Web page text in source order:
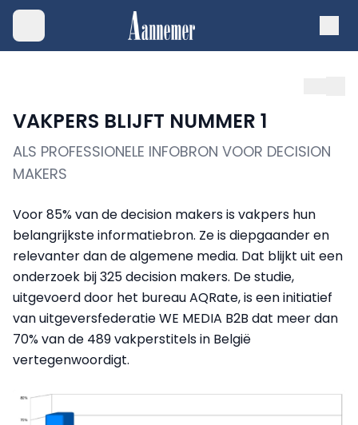
VAKPERS BLIJFT NUMMER 1
ALS PROFESSIONELE INFOBRON VOOR DECISION
MAKERS
Voor 85% van de decision makers is vakpers hun
belangrijkste informatiebron. Ze is diepgaander en
relevanter dan de algemene media. Dat blijkt uit een
onderzoek bij 325 decision makers. De studie,
uitgevoerd door het bureau AQRate, is een initiatief
van uitgeversfederatie WE MEDIA B2B dat meer dan
70% van de 489 vakperstitels in België
vertegenwoordigt.